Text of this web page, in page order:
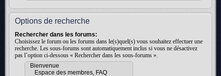
Options de recherche
Rechercher dans les forums:
Choisissez le forum ou les forums dans le(s)quel(s) vous souhaitez effectuer une
recherche. Les sous-forums sont automatiquement inclus si vous ne désactivez
pas l’option ci-dessous « Rechercher dans les sous-forums ».